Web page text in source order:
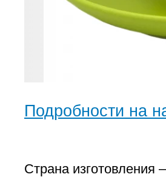
Подробности на
Страна изготовления